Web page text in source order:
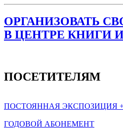
ОРГАНИЗОВАТЬ
В ЦЕНТРЕ КНИГИ
ПОСЕТИТЕЛЯМ
ПОСТОЯННАЯ ЭКСПОЗИЦИЯ
ГОДОВОЙ АБОНЕМЕНТ